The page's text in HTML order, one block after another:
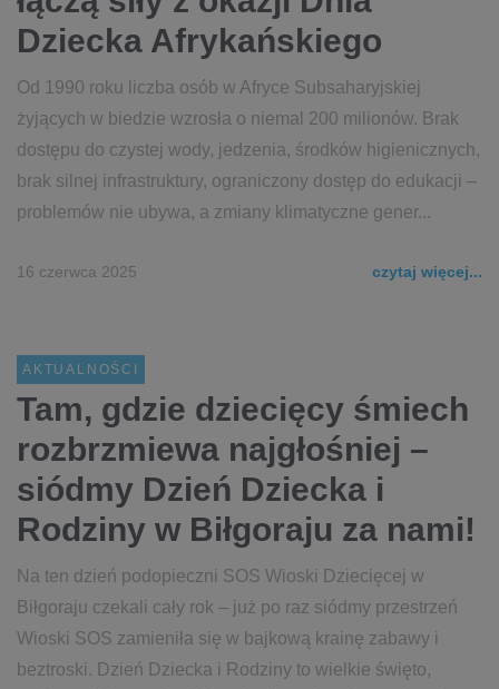
Dziecka Afrykańskiego
Od 1990 roku liczba osób w Afryce Subsaharyjskiej
żyjących w biedzie wzrosła o niemal 200 milionów. Brak
dostępu do czystej wody, jedzenia, środków higienicznych,
brak silnej infrastruktury, ograniczony dostęp do edukacji –
problemów nie ubywa, a zmiany klimatyczne gener...
16 czerwca 2025 czytaj więcej...
AKTUALNOŚCI
Tam, gdzie dziecięcy śmiech
rozbrzmiewa najgłośniej –
siódmy Dzień Dziecka i
Rodziny w Biłgoraju za nami!
Na ten dzień podopieczni SOS Wioski Dziecięcej w
Biłgoraju czekali cały rok – już po raz siódmy przestrzeń
Wioski SOS zamieniła się w bajkową krainę zabawy i
beztroski. Dzień Dziecka i Rodziny to wielkie święto,